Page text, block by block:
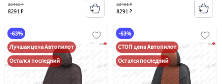
8291 ₽
22461 ₽
8291 ₽
22461 ₽
-63%
Лучшая цена Автопилот
Остался последний
-63%
СТОП цена Автопилот
Остался последний